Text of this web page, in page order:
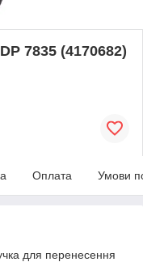
7835 (4170682)
Оплата Умови
для перенесення